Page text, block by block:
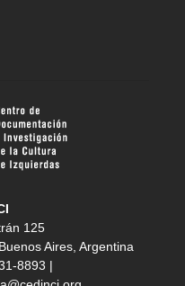
125
Aires, Argentina
8893 |